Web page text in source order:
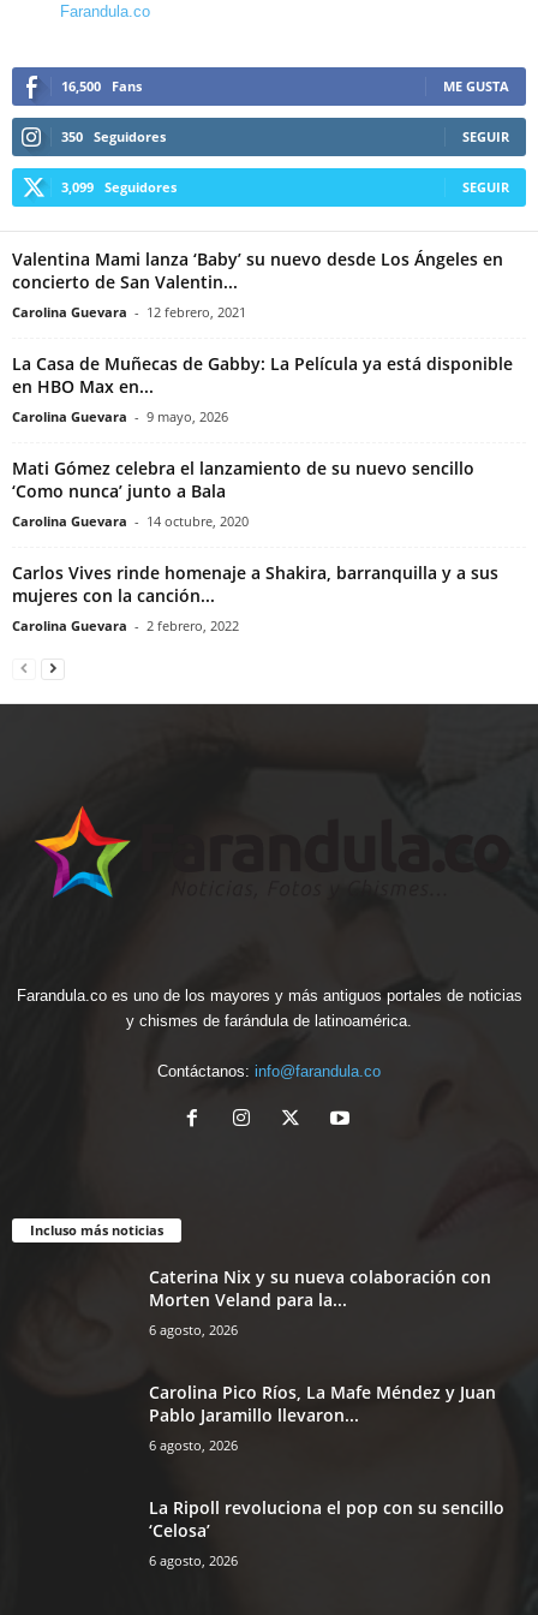
Farandula.co
16,500 Fans ME GUSTA
350 Seguidores SEGUIR
3,099 Seguidores SEGUIR
Valentina Mami lanza ‘Baby’ su nuevo desde Los Ángeles en
concierto de San Valentin...
Carolina Guevara - 12 febrero, 2021
La Casa de Muñecas de Gabby: La Película ya está disponible
en HBO Max en...
Carolina Guevara - 9 mayo, 2026
Mati Gómez celebra el lanzamiento de su nuevo sencillo
‘Como nunca’ junto a Bala
Carolina Guevara - 14 octubre, 2020
Carlos Vives rinde homenaje a Shakira, barranquilla y a sus
mujeres con la canción...
Carolina Guevara - 2 febrero, 2022
Farandula.co es uno de los mayores y más antiguos portales de noticias
y chismes de farándula de latinoamérica.
Contáctanos: info@farandula.co
Incluso más noticias
Caterina Nix y su nueva colaboración con
Morten Veland para la...
6 agosto, 2026
Carolina Pico Ríos, La Mafe Méndez y Juan
Pablo Jaramillo llevaron...
6 agosto, 2026
La Ripoll revoluciona el pop con su sencillo
‘Celosa’
6 agosto, 2026